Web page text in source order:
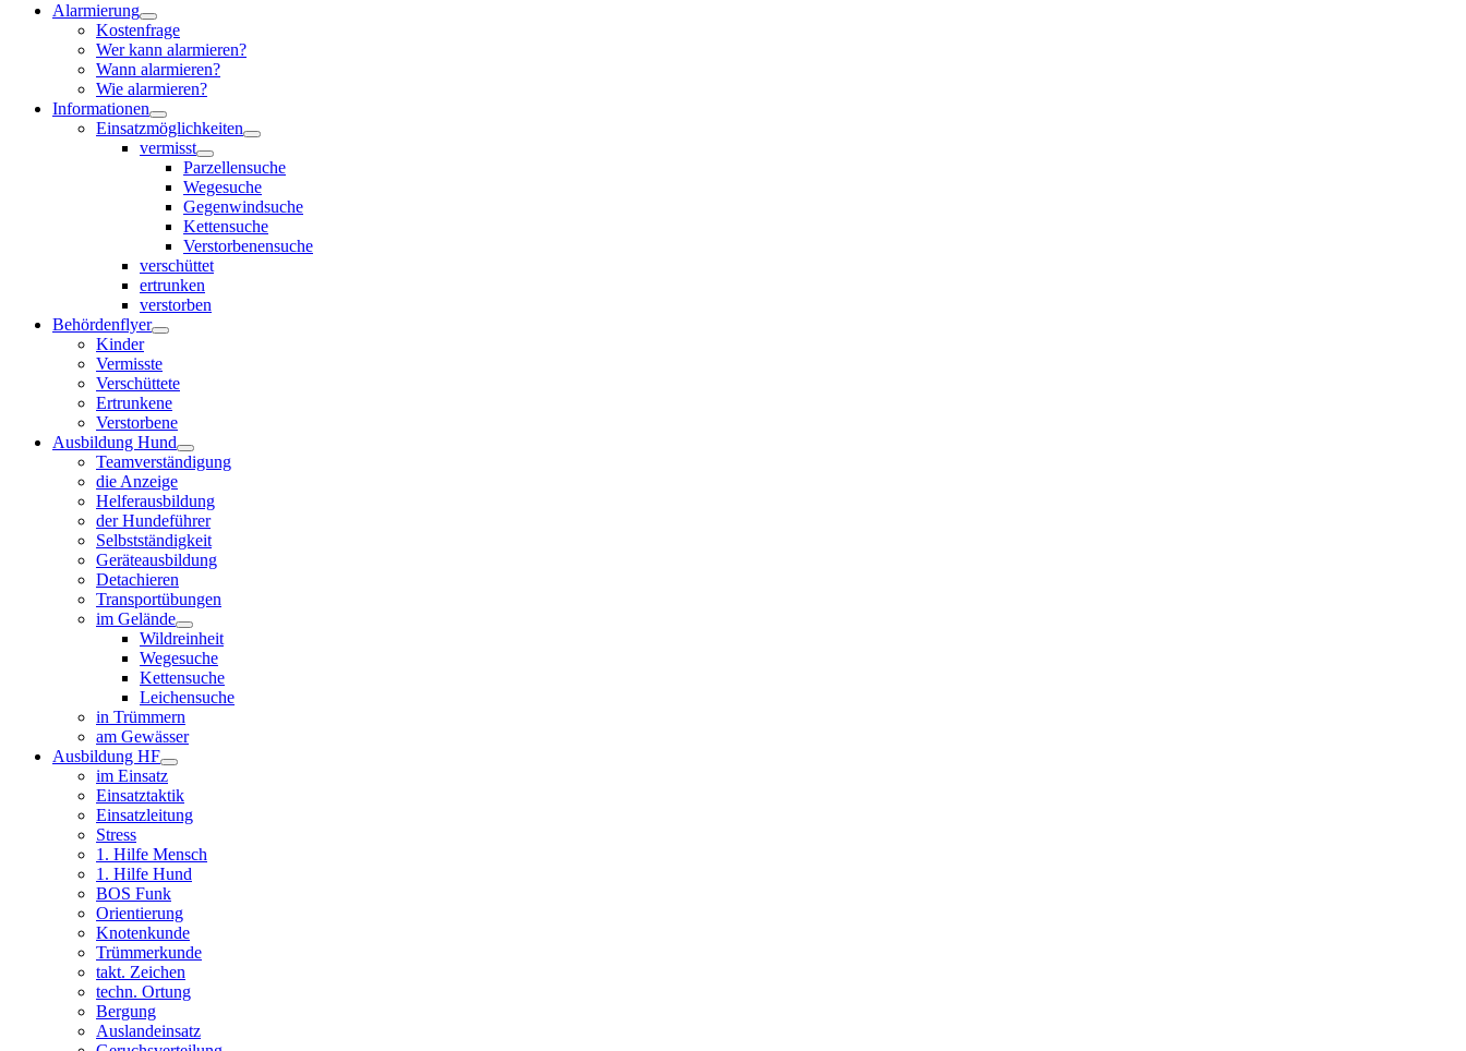
Alarmierung
Kostenfrage
Wer kann alarmieren?
Wann alarmieren?
Wie alarmieren?
Informationen
Einsatzmöglichkeiten
vermisst
Parzellensuche
Wegesuche
Gegenwindsuche
Kettensuche
Verstorbenensuche
verschüttet
ertrunken
verstorben
Behördenflyer
Kinder
Vermisste
Verschüttete
Ertrunkene
Verstorbene
Ausbildung Hund
Teamverständigung
die Anzeige
Helferausbildung
der Hundeführer
Selbstständigkeit
Geräteausbildung
Detachieren
Transportübungen
im Gelände
Wildreinheit
Wegesuche
Kettensuche
Leichensuche
in Trümmern
am Gewässer
Ausbildung HF
im Einsatz
Einsatztaktik
Einsatzleitung
Stress
1. Hilfe Mensch
1. Hilfe Hund
BOS Funk
Orientierung
Knotenkunde
Trümmerkunde
takt. Zeichen
techn. Ortung
Bergung
Auslandeinsatz